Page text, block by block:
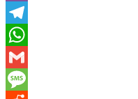
Viber
Telegram
WhatsApp
Gmail